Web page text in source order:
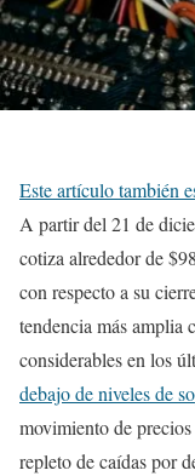
Este artículo también
A partir del 21 de
cotiza alrededor de
con respecto a su
tendencia más amplia
considerables en los
debajo de niveles de
movimiento de
repleto de caídas por